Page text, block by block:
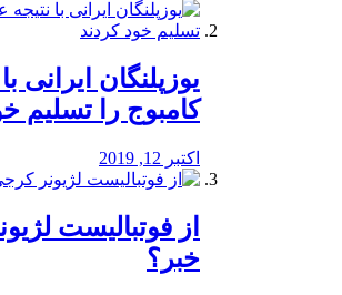
یوزپلنگان ایرانی
کامبوج را تسلیم
اکتبر 12, 2019
از فوتبالیست
خبر؟